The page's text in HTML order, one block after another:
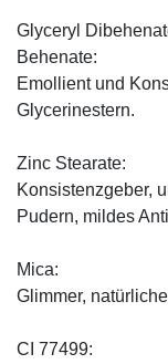
Glyceryl
Behenate:
Emollient und
Glycerinestern.
Zinc Stearate:
Konsistenzgeber,
Pudern, mildes
Mica:
Glimmer,
CI 77499: